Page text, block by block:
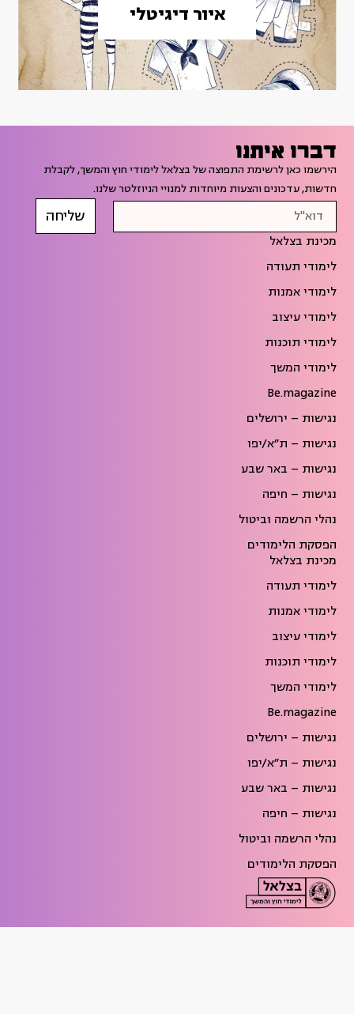
איור דיגיטלי
דברו איתנו
הירשמו כאן לרשימת התפוצה של בצלאל לימודי חוץ והמשך, לקבלת
חדשות, עדכונים והצעות מיוחדות למנויי הניוזלטר שלנו.
שליחה
מכינת בצלאל
לימודי תעודה
לימודי אמנות
לימודי עיצוב
לימודי תוכנות
לימודי המשך
Be.magazine
נגישות – ירושלים
נגישות – ת״א/יפו
נגישות – באר שבע
נגישות – חיפה
נהלי הרשמה וביטול
הפסקת הלימודים
מכינת בצלאל
לימודי תעודה
לימודי אמנות
לימודי עיצוב
לימודי תוכנות
לימודי המשך
Be.magazine
נגישות – ירושלים
נגישות – ת״א/יפו
נגישות – באר שבע
נגישות – חיפה
נהלי הרשמה וביטול
הפסקת הלימודים